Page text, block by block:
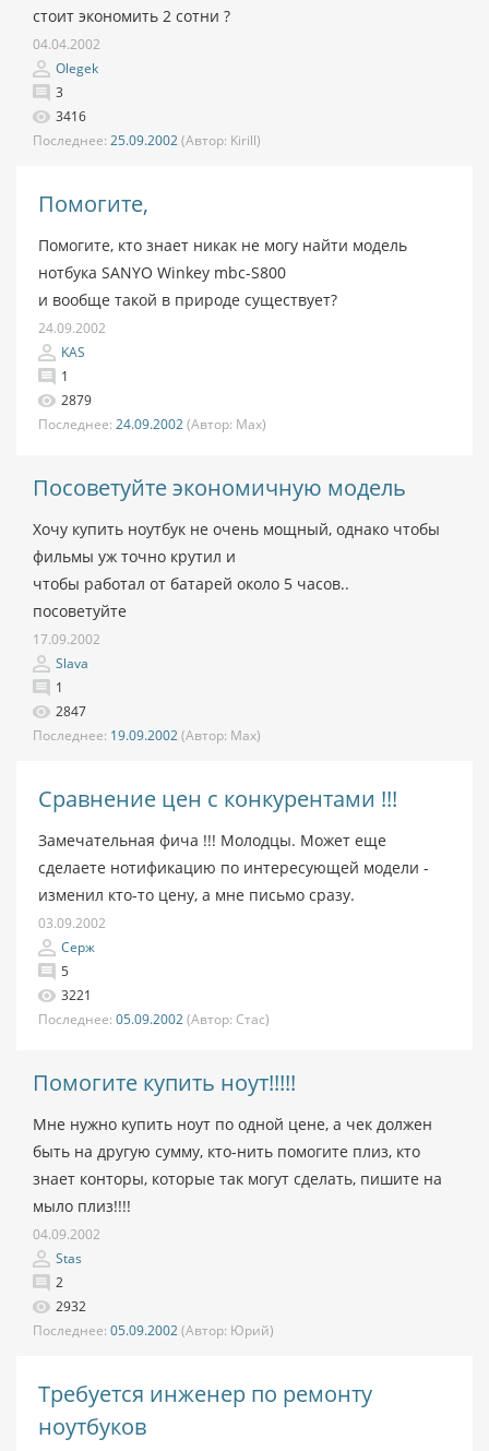
стоит экономить 2 сотни ?
04.04.2002
Olegek
3
3416
Последнее: 25.09.2002(Автор: Kirill)
Помогите,
Помогите, кто знает никак не могу найти модель
нотбука SANYO Winkey mbc-S800
и вообще такой в природе существует?
24.09.2002
KAS
1
2879
Последнее: 24.09.2002(Автор: Max)
Посоветуйте экономичную модель
Хочу купить ноутбук не очень мощный, однако чтобы
фильмы уж точно крутил и
чтобы работал от батарей около 5 часов..
посоветуйте
17.09.2002
Slava
1
2847
Последнее: 19.09.2002(Автор: Max)
Сравнение цен с конкурентами !!!
Замечательная фича !!! Молодцы. Может еще
сделаете нотификацию по интересующей модели -
изменил кто-то цену, а мне письмо сразу.
03.09.2002
Серж
5
3221
Последнее: 05.09.2002(Автор: Стас)
Помогите купить ноут!!!!!
Мне нужно купить ноут по одной цене, а чек должен
быть на другую сумму, кто-нить помогите плиз, кто
знает конторы, которые так могут сделать, пишите на
мыло плиз!!!!
04.09.2002
Stas
2
2932
Последнее: 05.09.2002(Автор: Юрий)
Требуется инженер по ремонту
ноутбуков